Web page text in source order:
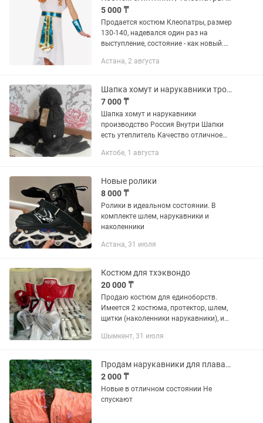
5 000 ₸
Продается костюм Клеопатры, размер
130-140, надевался один раз на
выступление, состояние - как новый.
нарукавники , пояс, на шею и повязка
Астана, 2 августа
Шапка хомут и нарукавники тройка
7 000 ₸
Шапка хомут и нарукавники
производство Россия Внутри Шапки
есть утеплитель Качество отличное
Актобе, 1 августа
Новые ролики
8 000 ₸
Ролики в идеальном состоянии. В
комплекте шлем, нарукавники и
наколенники
Астана, 31 июля
Костюм для тхэквондо
20 000 ₸
Продаю костюм для единоборств.
Имеется 2 костюма, протектор, шлем,
щитки (наколенники нарукавники), и
цене.
Шымкент, 31 июля
Продам нарукавники для плавания
2 000 ₸
Новые в отличном состоянии Не
спускают